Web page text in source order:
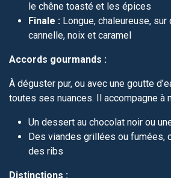
le chêne toasté et les épices
Finale : Longue, chaleureuse,
cannelle, noix et caramel
Accords gourmands :
À déguster pur, ou avec une goutte
toutes ses nuances. Il accompagne à
Un dessert au chocolat noir ou
Des viandes grillées ou fumées,
des ribs
Distinctions :